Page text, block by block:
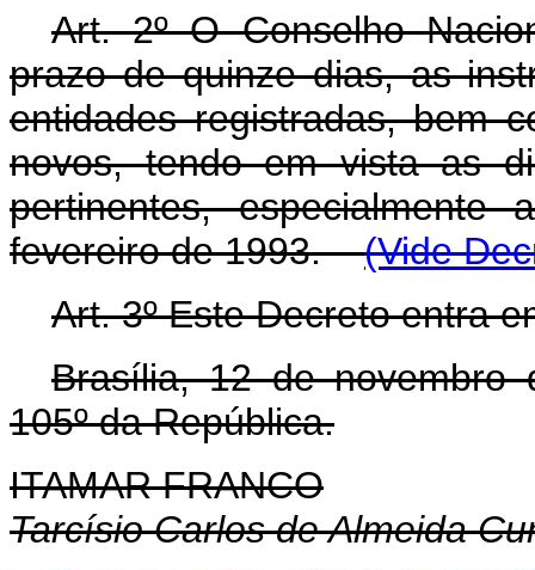
Art. 2º O Conselho
prazo de quinze dias, as
entidades registradas, bem
novos, tendo em vista as
pertinentes,
fevereiro de 1993.(Vide
Art. 3º Este Decreto entra
Brasília, 12 de novembro
105º da República.
ITAMAR FRANCO
Tarcísio Carlos de Almeida